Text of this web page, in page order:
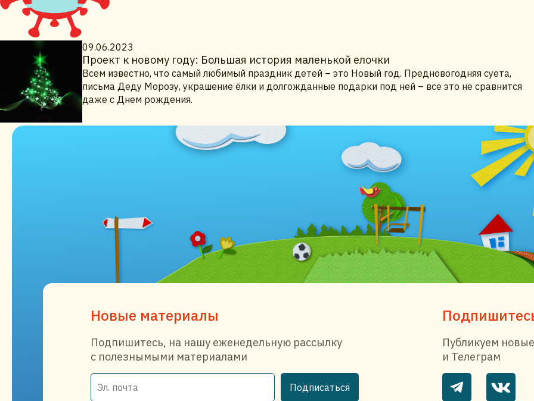
09.06.2023
Проект к новому году: Большая история маленькой елочки
Всем известно, что самый любимый праздник детей – это Новый год. Предновогодняя суета,
письма Деду Морозу, украшение ёлки и долгожданные подарки под ней – все это не сравнится
даже с Днем рождения.
Новые материалы
Подпишитесь, на нашу еженедельную рассылку
с полезнымыми материалами
Подписаться
Публикуем
и Телеграм